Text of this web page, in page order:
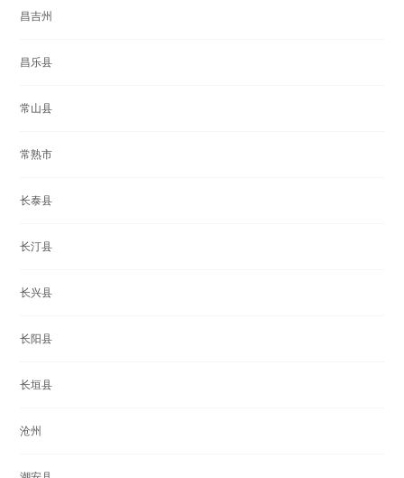
昌吉州
昌乐县
常山县
常熟市
长泰县
长汀县
长兴县
长阳县
长垣县
沧州